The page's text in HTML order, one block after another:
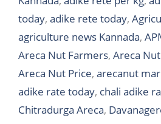
today, adike rete today,
agriculture news Kannada,
Areca Nut Farmers, Areca
Areca Nut Price, arecanut
adike rate today, chali adike
Chitradurga Areca,